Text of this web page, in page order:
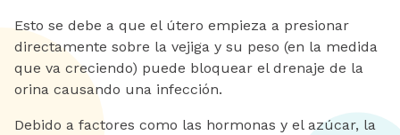
Esto se debe a que el útero empieza a presionar
directamente sobre la vejiga y su peso (en la medida
que va creciendo) puede bloquear el drenaje de la
orina causando una infección.
Debido a factores como las hormonas y el azúcar, la